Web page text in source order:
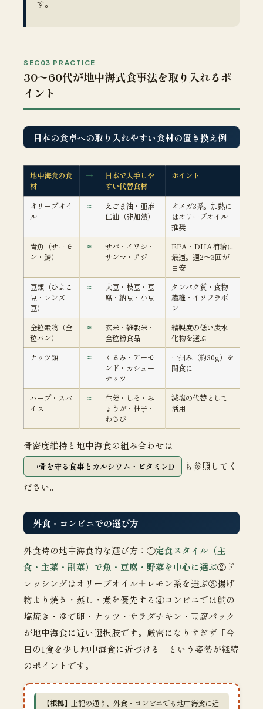
す。
SEC03 PRACTICE
30〜60代が地中海式食事法を取り入れるポ
イント
日本の食卓への取り入れやすい食材の置き換え例
地中海食の食
材
→
日本で入手しや
すい代替食材
ポイント
オリーブオイ
ル
≈
えごま油・亜麻
仁油（非加熱）
オメガ3系。加熱に
はオリーブオイル
推奨
青魚（サーモ
ン・鯖）
≈
サバ・イワシ・
サンマ・アジ
EPA・DHA補給に
最適。週2〜3回が
目安
豆類（ひよこ
豆・レンズ
豆）
≈
大豆・枝豆・豆
腐・納豆・小豆
タンパク質・食物
繊維・イソフラボ
ン
全粒穀物（全
粒パン）
≈
玄米・雑穀米・
全粒粉食品
精製度の低い炭水
化物を選ぶ
ナッツ類
≈
くるみ・アーモ
ンド・カシュー
ナッツ
一掴み（約30g）を
間食に
ハーブ・スパ
イス
≈
生姜・しそ・み
ょうが・柚子・
わさび
減塩の代替として
活用
骨密度維持と地中海食の組み合わせは
骨を守る食事とカルシウム・ビタミンD
も参照してく
ださい。
外食・コンビニでの選び方
外食時の地中海食的な選び方：①定食スタイル（主
食・主菜・副菜）で魚・豆腐・野菜を中心に選ぶ②ド
レッシングはオリーブオイル＋レモン系を選ぶ③揚げ
物より焼き・蒸し・煮を優先する④コンビニでは鯖の
塩焼き・ゆで卵・ナッツ・サラダチキン・豆腐パック
が地中海食に近い選択肢です。厳密になりすぎず「今
日の1食を少し地中海食に近づける」という姿勢が継続
のポイントです。
【根拠】 上記の通り、外食・コンビニでも地中海食に近